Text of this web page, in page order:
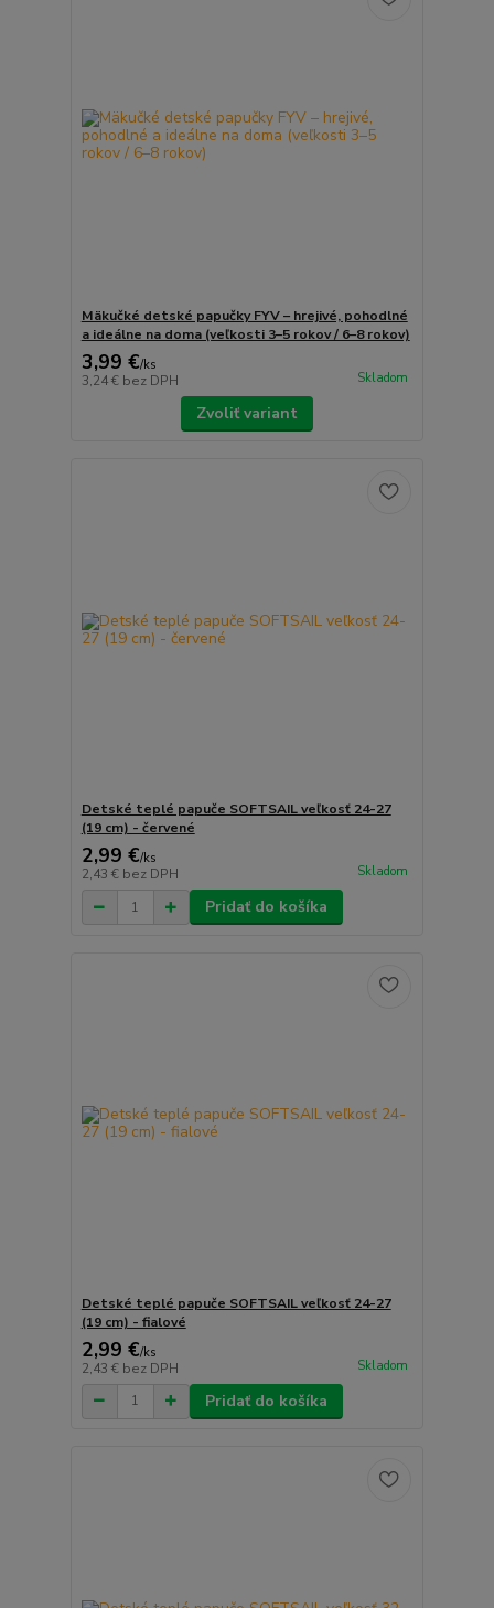
Mäkučké detské papučky FYV – hrejivé, pohodlné
a ideálne na doma (veľkosti 3–5 rokov / 6–8 rokov)
3,99 €/ks
3,24 € bez DPH Skladom
Zvoliť variant
Detské teplé papuče SOFTSAIL veľkosť 24-27
(19 cm) - červené
2,99 €/ks
2,43 € bez DPH Skladom
Pridať do košíka
Detské teplé papuče SOFTSAIL veľkosť 24-27
(19 cm) - fialové
2,99 €/ks
2,43 € bez DPH Skladom
Pridať do košíka